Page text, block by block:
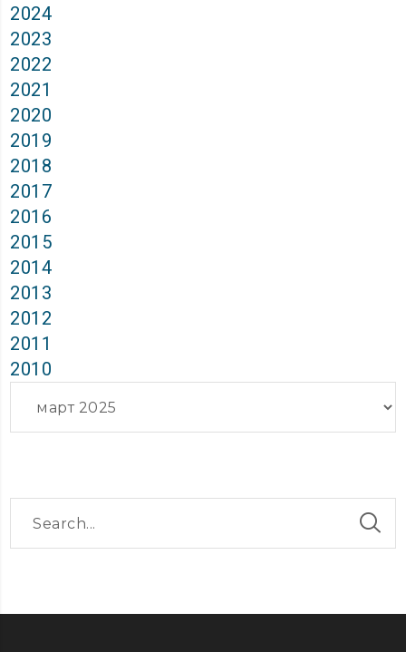
2024
2023
2022
2021
2020
2019
2018
2017
2016
2015
2014
2013
2012
2011
2010